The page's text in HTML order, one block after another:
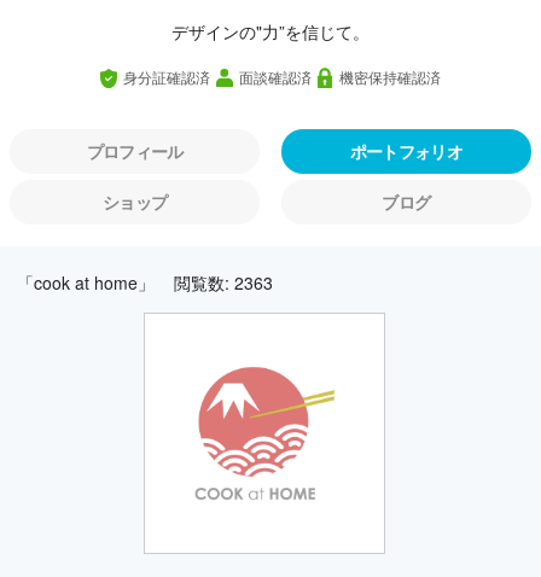
デザインの"力”を信じて。
身分証確認済 面談確認済 機密保持確認済
プロフィール ポートフォリオ
ショップ ブログ
「cook at home」 閲覧数: 2363